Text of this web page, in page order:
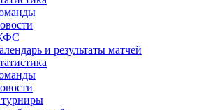
и результаты матчей